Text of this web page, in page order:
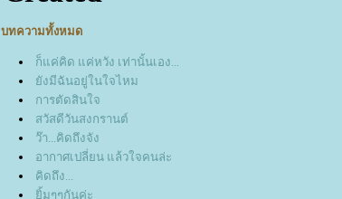
บทความทั้งหมด
ก็แค่คิด แค่หวัง เท่านั้นเอง...
ังมีฉันอยู่ในใจไหม
การตัดสินใจ
สวัสดีวันสงกรานต์
ว๊า...คิดถึงจัง
อากาศเปลี่ยน แล้วใจคนล่ะ
คิดถึง...
ิ้มๆๆกันค่ะ